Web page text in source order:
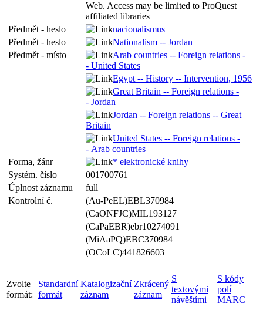
Web. Access may be limited to ProQuest
affiliated libraries
Předmět - heslo
nacionalismus
Předmět - heslo
Nationalism -- Jordan
Předmět - místo
Arab countries -- Foreign relations -
- United States
Egypt -- History -- Intervention, 1956
Great Britain -- Foreign relations -
- Jordan
Jordan -- Foreign relations -- Great
Britain
United States -- Foreign relations -
- Arab countries
Forma, žánr
* elektronické knihy
Systém. číslo
001700761
Úplnost záznamu
full
Kontrolní č.
(Au-PeEL)EBL370984
(CaONFJC)MIL193127
(CaPaEBR)ebr10274091
(MiAaPQ)EBC370984
(OCoLC)441826603
Zvolte
formát:
Standardní
formát
Katalogizační
záznam
Zkrácený
záznam
S
textovými
návěštími
S kódy
polí
MARC